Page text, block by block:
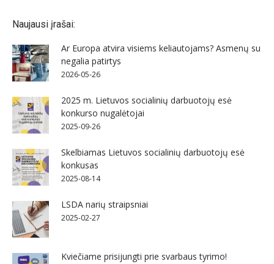
Naujausi įrašai:
Ar Europa atvira visiems keliautojams? Asmenų su
negalia patirtys
2026-05-26
2025 m. Lietuvos socialinių darbuotojų esė
konkurso nugalėtojai
2025-09-26
Skelbiamas Lietuvos socialinių darbuotojų esė
konkusas
2025-08-14
LSDA narių straipsniai
2025-02-27
Kviečiame prisijungti prie svarbaus tyrimo!